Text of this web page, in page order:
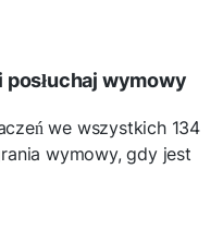
posłuchaj wymowy
we wszystkich 134
wymowy, gdy jest